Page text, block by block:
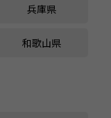
兵庫県
和歌山県